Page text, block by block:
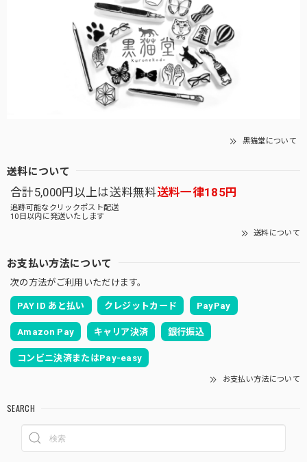
黒猫堂について
送料について
合計5,000円以上は送料無料送料一律185円
追跡可能なクリックポスト配送
10日以内に発送いたします
送料について
お支払い方法について
次の方法がご利用いただけます。
PAY ID あと払い クレジットカード PayPay
Amazon Pay キャリア決済 銀行振込
コンビニ決済またはPay-easy
お支払い方法について
SEARCH